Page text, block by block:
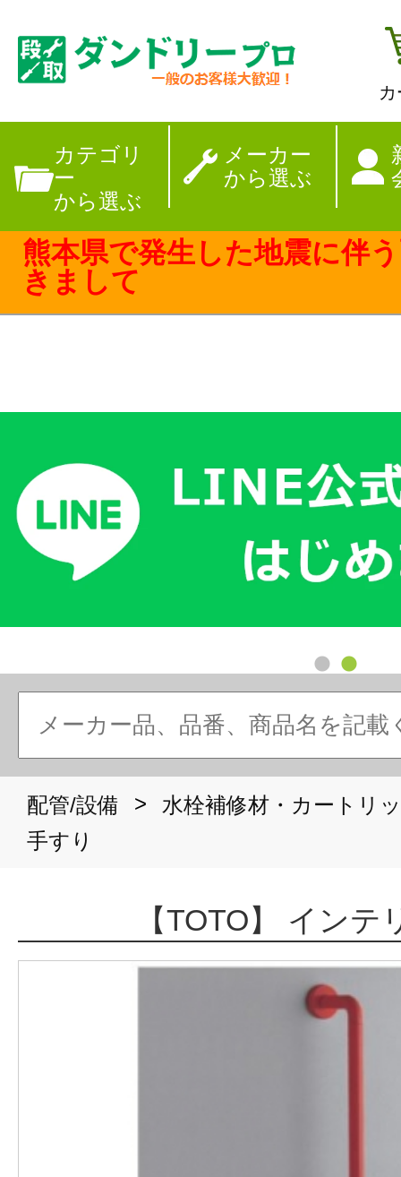
カテゴリ
ー
から選ぶ
メーカー
から選ぶ
【夏季休暇のお
熊本県で発生した地震に伴
きまして
配管/設備 >
水栓補修材・カートリ
手すり
【TOTO】 インテ